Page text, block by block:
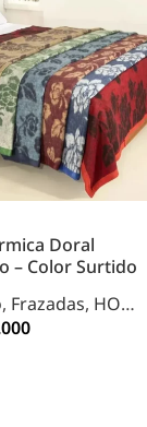
Doral
– Color Surtido
, Frazadas, HOME